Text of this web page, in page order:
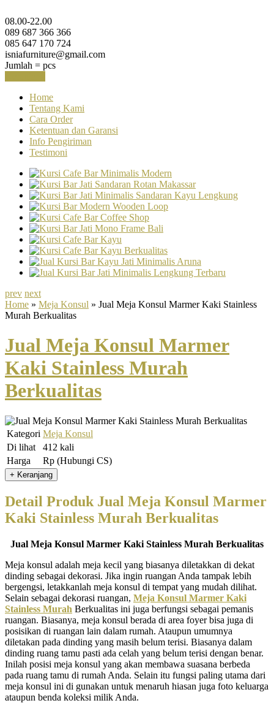
08.00-22.00
089 687 366 366
085 647 170 724
isniafurniture@gmail.com
Jumlah = pcs
Home
Tentang Kami
Cara Order
Ketentuan dan Garansi
Info Pengiriman
Testimoni
prev next
Home » Meja Konsul » Jual Meja Konsul Marmer Kaki Stainless
Murah Berkualitas
Jual Meja Konsul Marmer
Kaki Stainless Murah
Berkualitas
Kategori Meja Konsul
Di lihat
412 kali
Harga
Rp (Hubungi CS)
Detail Produk Jual Meja Konsul Marmer
Kaki Stainless Murah Berkualitas
Jual Meja Konsul Marmer Kaki Stainless Murah Berkualitas
Meja konsul adalah meja kecil yang biasanya diletakkan di dekat
dinding sebagai dekorasi. Jika ingin ruangan Anda tampak lebih
bergengsi, letakkanlah meja konsul di tempat yang mudah dilihat.
Selain sebagai dekorasi ruangan, Meja Konsul Marmer Kaki
Stainless Murah Berkualitas ini juga berfungsi sebagai pemanis
ruangan. Biasanya, meja konsul berada di area foyer bisa juga di
posisikan di ruangan lain dalam rumah. Ataupun umumnya
diletakan pada dinding yang masih belum terisi. Biasanya dalam
dinding ruang tamu pasti ada celah yang belum terisi dengan benar.
Inilah posisi meja konsul yang akan membawa suasana berbeda
pada ruang tamu di rumah Anda. Selain itu fungsi paling utama dari
meja konsul ini di gunakan untuk menaruh hiasan juga foto keluarga
ataupun benda koleksi milik Anda.